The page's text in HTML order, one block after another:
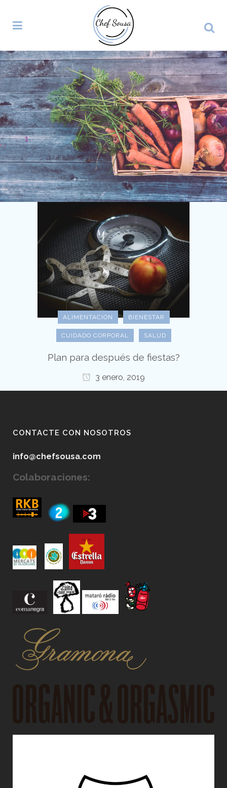
ALIMENTACION BIENESTAR
CUIDADO CORPORAL SALUD
Plan para después de fiestas?
3 enero, 2019
CONTACTE CON NOSOTROS
info@chefsousa.com
Colaboraciones: